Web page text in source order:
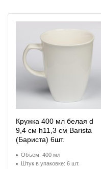
Кружка 400 мл белая d
9,4 см h11,3 см Barista
(Бариста) 6шт.
Объем: 400 мл
Штук в упаковке: 6 шт.